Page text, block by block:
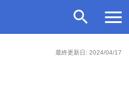
最終更新日: 2024/04/17